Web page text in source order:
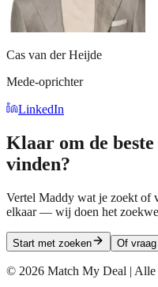
Cas van der Heijde
Mede-oprichter
LinkedIn
Klaar om de
vinden?
Vertel Maddy wat je zoekt of
elkaar — wij doen het
Start met zoeken Of
© 2026 Match My Deal | Alle